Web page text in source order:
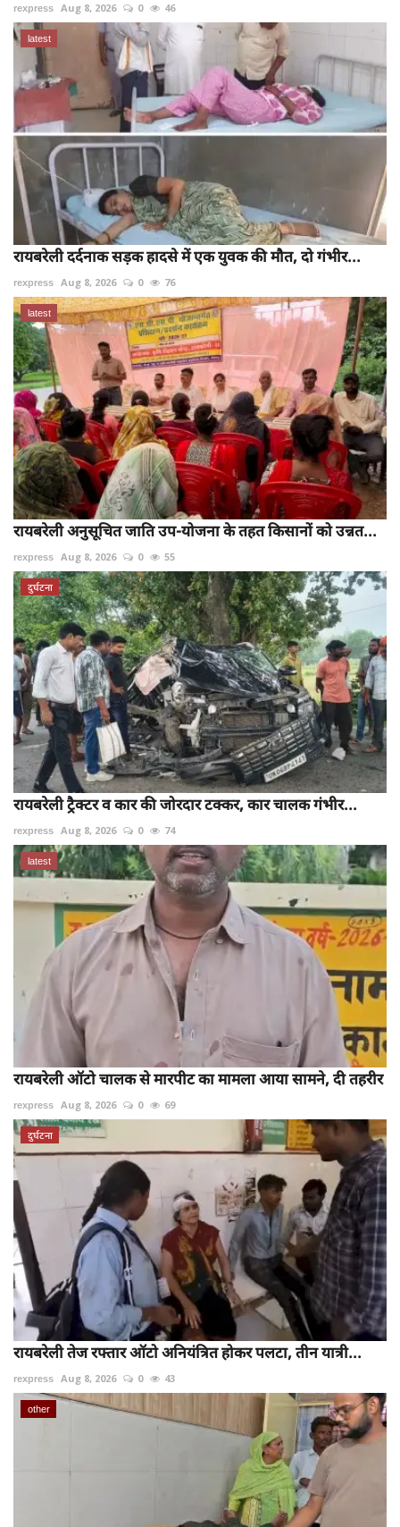
rexpress Aug 8, 2026 0 46
latest
रायबरेली दर्दनाक सड़क हादसे में एक युवक की मौत, दो गंभीर...
rexpress Aug 8, 2026 0 76
latest
रायबरेली अनुसूचित जाति उप-योजना के तहत किसानों को उन्नत...
rexpress Aug 8, 2026 0 55
दुर्घटना
रायबरेली ट्रैक्टर व कार की जोरदार टक्कर, कार चालक गंभीर...
rexpress Aug 8, 2026 0 74
latest
रायबरेली ऑटो चालक से मारपीट का मामला आया सामने, दी तहरीर
rexpress Aug 8, 2026 0 69
दुर्घटना
रायबरेली तेज रफ्तार ऑटो अनियंत्रित होकर पलटा, तीन यात्री...
rexpress Aug 8, 2026 0 43
other